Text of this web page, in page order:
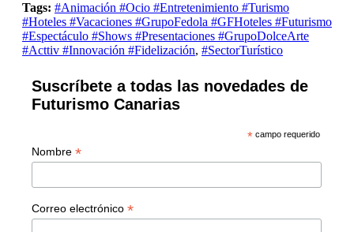
Tags: #Animación #Ocio #Entretenimiento #Turismo
#Hoteles #Vacaciones #GrupoFedola #GFHoteles #Futurismo
#Espectáculo #Shows #Presentaciones #GrupoDolceArte
#Acttiv #Innovación #Fidelización, #SectorTurístico
Suscríbete a todas las novedades de
Futurismo Canarias
*campo requerido
Nombre *
Correo electrónico *